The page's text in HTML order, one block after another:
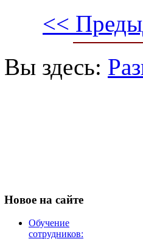
<<
Вы здесь:
Новое на сайте
Обучение
сотрудников: